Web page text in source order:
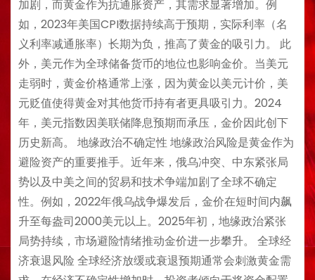
加剧，而黄金作为抗通胀资产，其需求显著增加。例
如，2023年美国CPI数据持续高于预期，实际利率（名
义利率减通胀率）长期为负，推高了黄金的吸引力。 此
外，美元作为全球储备货币的地位也影响金价。当美元
走弱时，黄金价格通常上涨，因为黄金以美元计价，美
元贬值使得黄金对其他货币持有者更具吸引力。2024
年，美元指数因美联储降息预期而承压，金价因此创下
历史新高。 地缘政治不确定性 地缘政治风险是黄金作为
避险资产的重要推手。近年来，俄乌冲突、中东紧张局
势以及中美之间的贸易和技术争端加剧了全球不确定
性。例如，2022年俄乌战争爆发后，金价在短时间内飙
升至每盎司2000美元以上。2025年初，地缘政治紧张
局势持续，市场避险情绪推动金价进一步攀升。 全球经
济衰退风险 全球经济放缓或衰退预期通常会刺激黄金需